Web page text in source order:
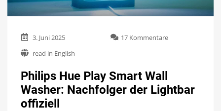
3. Juni 2025 17 Kommentarezu
Wall
Washer:
read in English
Philips Hue Play Smart Wall
Washer: Nachfolger der Lightbar
offiziell